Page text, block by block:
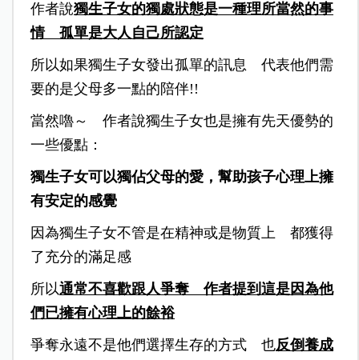
作者說獨生子女的獨處狀態是一種理所當然的事
情 孤單是大人自己所認定
所以如果獨生子女發出孤單的訊息 代表他們需
要的是父母多一點的陪伴!!
當然嚕～ 作者說獨生子女也是擁有先天優勢的
一些優點：
獨生子女可以獨佔父母的愛，幫助孩子心理上擁
有安定的感覺
因為獨生子女不管是在精神或是物質上 都獲得
了充分的滿足感
所以通常不喜歡跟人爭奪 作者提到這是因為他
們已擁有心理上的餘裕
爭奪永遠不是他們選擇生存的方式 也反倒養成